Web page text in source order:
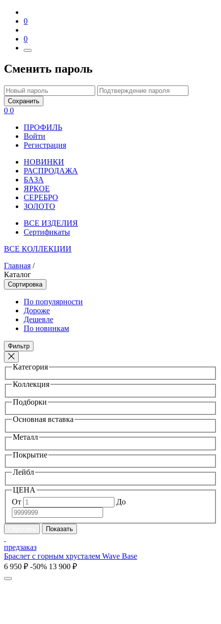
0
0
Сменить пароль
Сохранить
0 0
ПРОФИЛЬ
Войти
Регистрация
НОВИНКИ
РАСПРОДАЖА
БАЗА
ЯРКОЕ
СЕРЕБРО
ЗОЛОТО
ВСЕ ИЗДЕЛИЯ
Сертификаты
ВСЕ КОЛЛЕКЦИИ
Главная /
Каталог
Сортировка
По популярности
Дороже
Дешевле
По новинкам
Фильтр
Категория
Коллекция
Подборки
Основная вставка
Металл
Покрытие
Лейбл
ЦЕНА
От
До
предзаказ
Браслет с горным хрусталем Wave Base
6 950 ₽ -50% 13 900 ₽